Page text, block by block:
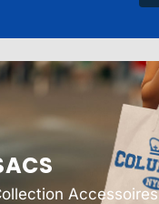
Accessoires